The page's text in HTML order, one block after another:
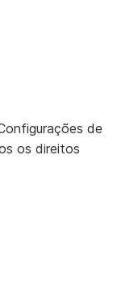
de
os direitos